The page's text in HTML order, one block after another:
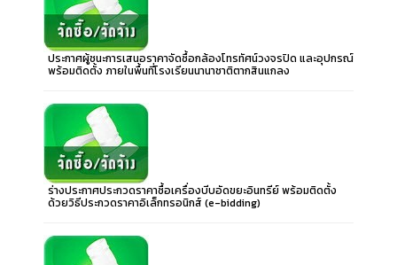
ประกาศผู้ชนะการเสนอราคาจัดซื้อกล้องโทรทัศน์วงจรปิด และอุปกรณ์
พร้อมติดตั้ง ภายในพื้นที่โรงเรียนนานาชาติตากสินแกลง
ร่างประกาศประกวดราคาซื้อเครื่องบีบอัดขยะอินทรีย์ พร้อมติดตั้ง
ด้วยวิธีประกวดราคาอิเล็กทรอนิกส์ (e-bidding)